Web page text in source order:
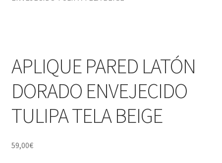
Pigmentos Porcelana y Vidrio, Mediums, material pintura
porcelana
Menaje y servicio de mesa
Regalo original
Regalo personal chico-chica
APLIQUE PARED LATÓN
DORADO ENVEJECIDO
TULIPA TELA BEIGE
59,00€